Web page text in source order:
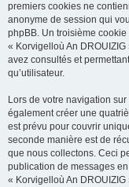
premiers cookies ne
anonyme de session qui
phpBB. Un troisième
« Korvigelloù An
avez consultés et
qu’utilisateur.
Lors de votre navigation
également créer une
est prévu pour couvrir
seconde manière est de
que nous collectons. Ceci
publication de messages
« Korvigelloù An